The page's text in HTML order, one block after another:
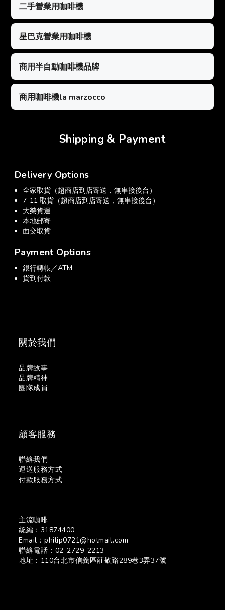
二手營業用咖啡機
星巴克營業用咖啡機
商用半自動咖啡機品牌
商用咖啡機la marzocco
Shipping & Payment
Delivery Options
全家取貨（超商店到店寄送，無串接後台）
7-11 取貨（超商店到店寄送，無串接後台）
大榮貨運
本地郵寄
面交取貨
Payment Options
銀行轉帳／ATM
貨到付款
關於我們
品牌故事
品牌精神
團隊成員
顧客服務
聯絡我們
運送服務方式
付款服務方式
主流咖啡
統編：31874400
Email：philip0721@hotmail.com
聯絡電話：02-2729-2213
地址：110台北市信義區莊敬路289巷3弄37號